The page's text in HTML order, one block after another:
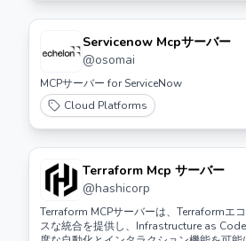
Servicenow Mcpサーバー
@osomai
MCPサーバー for ServiceNow
Cloud Platforms
Terraform Mcp サーバー
@hashicorp
Terraform MCPサーバーは、Terraformエ
スな統合を提供し、Infrastructure as